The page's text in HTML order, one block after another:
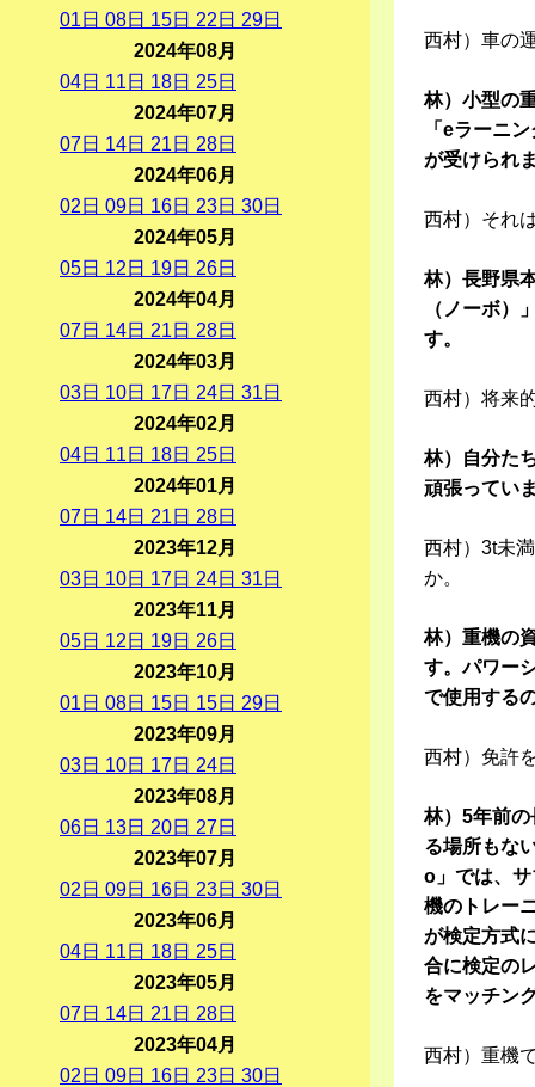
西村）車の
林）小型の
「eラーニ
が受けられ
西村）それ
林）長野県
（ノーボ）
す。
西村）将来
林）自分た
頑張ってい
西村）3t未
か。
林）重機の
す。パワー
で使用する
西村）免許
林）5年前
る場所もな
o」では、
機のトレー
が検定方式
合に検定の
をマッチン
西村）重機
01 日 08日 15日 22 日 29日
2024年08月
04日 11 日 18日 25日
2024年07月
07日 14日 21 日 28日
2024年06月
02 日 09日 16日 23日 30日
2024年05月
05日 12 日 19日 26日
2024年04月
07日 14日 21 日 28日
2024年03月
03日 10日 17日 24日 31 日
2024年02月
04日 11 日 18日 25日
2024年01月
07日 14日 21 日 28日
2023年12月
03日 10日 17日 24日 31 日
2023年11月
05日 12 日 19日 26日
2023年10月
01 日 08日 15日 15日 29日
2023年09月
03日 10日 17日 24日
2023年08月
06日 13日 20日 27日
2023年07月
02 日 09日 16日 23日 30日
2023年06月
04日 11 日 18日 25日
2023年05月
07日 14日 21 日 28日
2023年04月
02 日 09日 16日 23日 30日